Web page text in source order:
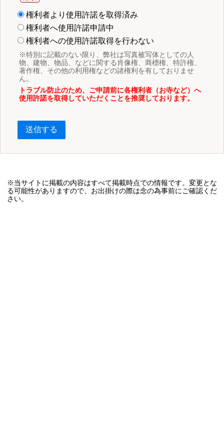
権利者より使用許諾を取得済み
権利者へ使用許諾申請中
権利者への使用許諾取得を行わない
※特別に記載のない限り、弊社は写真被写体としての人
物、建物、物品、などに関する肖像権、商標権、特許権、
著作権、その他の利用権などの諸権利を有しておりませ
ん。
トラブル防止のため、ご申請前に各権利者（お寺など）へ
使用許諾を取得していただくことを推奨しております。
送信する
※当サイトに掲載の内容はすべて掲載時点での情報です。変更とな
る可能性がありますので、お出掛けの際は念の為事前にご確認くだ
さい。